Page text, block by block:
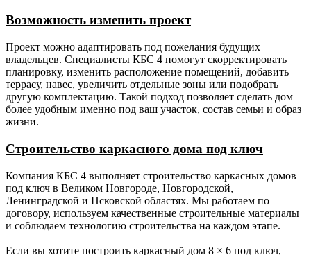
калиброванная доска
Дверь
входная.
-
Металлическая с
терморазрывом
(производство Россия).
Утепление
(наружные
внутренние
-
150 мм (для каркаса с
каркаса с толщиной
Утепление
пола,
потолка
-
150 мм (для каркаса с
толщиной наружной стены
150 мм); 200 мм (для
каркаса с толщиной
Возможность изменить проект
Проект можно адаптировать под пожелания будущих
владельцев. Специалисты КБС 4 помогут скорректировать
планировку, изменить расположение помещений, добавить
террасу, навес, увеличить отдельные зоны или подобрать
другую комплектацию. Такой подход позволяет сделать дом
более удобным именно под ваш участок, состав семьи и образ
жизни.
Строительство каркасного дома под ключ
Компания КБС 4 выполняет строительство каркасных домов
под ключ в Великом Новгороде, Новгородской,
Ленинградской и Псковской областях. Мы работаем по
договору, используем качественные строительные материалы
и соблюдаем технологию строительства на каждом этапе.
Если вы хотите построить каркасный дом 8 × 6 под ключ,